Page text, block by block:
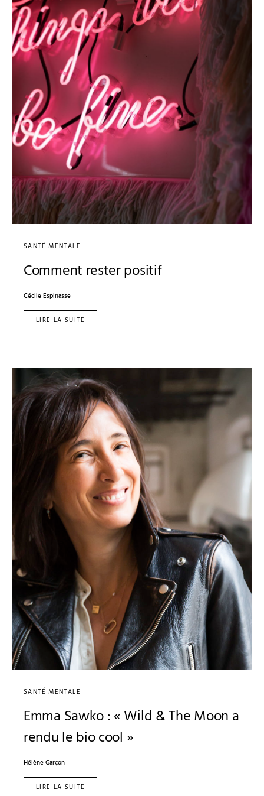
SANTÉ MENTALE
Comment rester positif
Cécile Espinasse
LIRE LA SUITE
SANTÉ MENTALE
Emma Sawko : « Wild & The Moon a
rendu le bio cool »
Hélène Garçon
LIRE LA SUITE